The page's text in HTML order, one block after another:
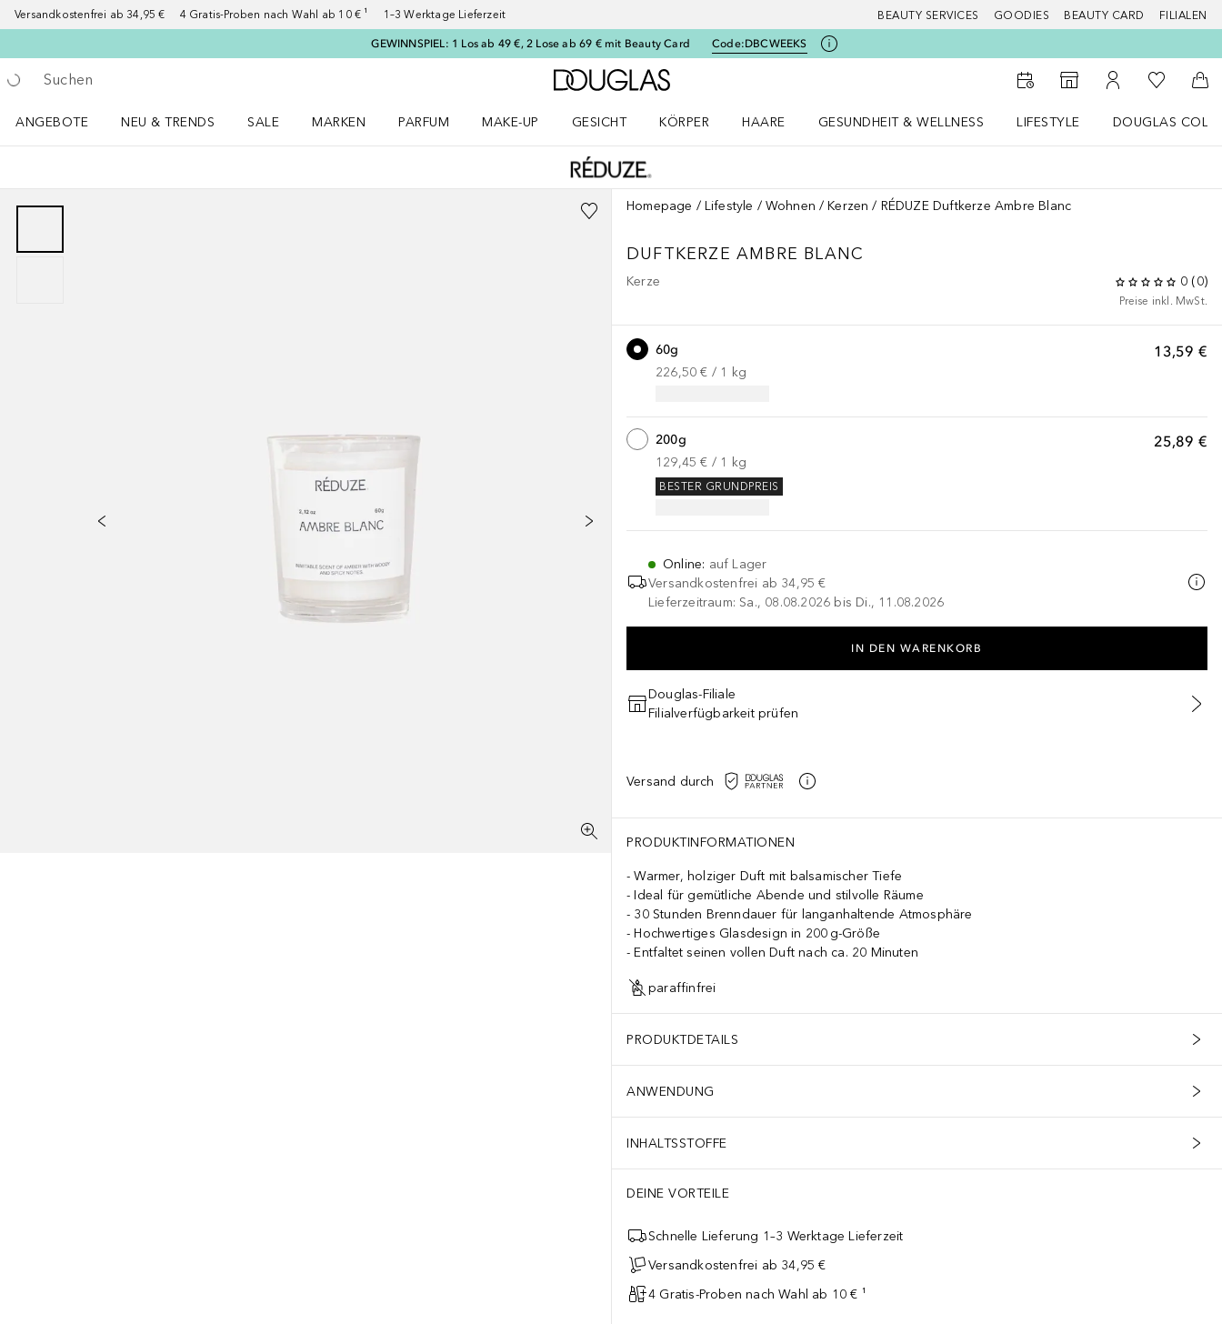
Versandkostenfrei ab 34,95 € 4 Gratis-Proben nach Wahl ab 10 € ¹ 1–3 Werktage Lieferzeit BEAUTY SERVICES GOODIES BEAUTY CARD FILIALEN
GEWINNSPIEL: 1 Los ab 49 €, 2 Lose ab 69 € mit Beauty Card Code:DBCWEEKS
Gehe zurück
Suche ausführen
Zur Douglas Startseite
Zum Storefinder
Zu Meinem
Zu Meiner
ANGEBOTE
NEU & TRENDS
SALE
MARKEN
PARFUM
MAKE-UP
GESICHT
KÖRPER
HAARE
GESUNDHEIT & WELLNESS
LIFESTYLE
DOUGLAS
Homepage Lifestyle Wohnen Kerzen RÉDUZE Duftkerze Ambre Blanc
DUFTKERZE AMBRE BLANC
Kerze 0 (0)
Preise inkl. MwSt.
13,59 €
60g
226,50 € / 1 kg
25,89 €
200g
129,45 € / 1 kg
BESTER GRUNDPREIS
Online: auf Lager
Versandkostenfrei ab 34,95 €
Lieferzeitraum: Sa., 08.08.2026 bis Di., 11.08.2026
IN DEN WARENKORB
Douglas-Filiale
Filialverfügbarkeit prüfen
Versand durch
PRODUKTINFORMATIONEN
Warmer, holziger Duft mit balsamischer Tiefe
Ideal für gemütliche Abende und stilvolle Räume
30 Stunden Brenndauer für langanhaltende Atmosphäre
Hochwertiges Glasdesign in 200 g-Größe
Entfaltet seinen vollen Duft nach ca. 20 Minuten
paraffinfrei
PRODUKTDETAILS
ANWENDUNG
INHALTSSTOFFE
DEINE VORTEILE
Schnelle Lieferung 1–3 Werktage Lieferzeit
Versandkostenfrei ab 34,95 €
4 Gratis-Proben nach Wahl ab 10 € ¹